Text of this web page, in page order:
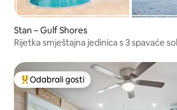
Stan – Gulf Shores
Rijetka smještajna jedinica s 3 spavaće
Među najviše rangiranima s oznakom
Odabrali gosti